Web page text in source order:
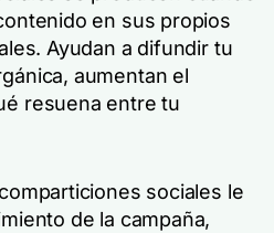
en sus propios
Ayudan a difundir tu
aumentan el
resuena entre tu
sociales le
de la campaña,